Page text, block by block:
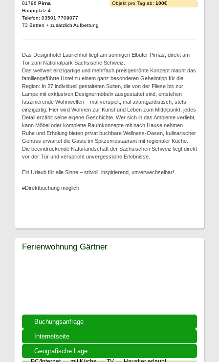
01796 Pirna
Hauptplatz 4
Telefon: 03501 7709077
73 Betten + zusätzlich Aufbettung
Objekt pro Tag ab: 100€
Das Designhotel Laurichhof liegt am sonnigen Elbufer Pirnas, direkt am
Tor zum Nationalpark Sächsische Schweiz.
Das weltweit einzigartige und mehrfach preisgekrönte Konzept macht das
familiengeführte Hotel zu einem ganz besonderen Geheimtipp für die
Region: In 27 individuell gestalteten Suiten, die von der Fliese bis zur
Lampe mit exklusiven Designermöbeln ausgestattet sind, entstehen
faszinierende Wohnwelten – mal verspielt, mal avantgardistisch, stets
einzigartig. Hier wird Wohnen zur Kunst und Leben zum Mittelpunkt, jedes
Detail erzählt seine eigene Geschichte. Wer sich in das Ambiente verliebt,
kann Möbel oder komplette Raumkonzepte mit nach Hause nehmen.
Ruhe und Erholung bieten privat buchbare Wellness-Oasen, kulinarischer
Genuss erwartet die Gäste im Spitzenrestaurant mit regionaler Küche.
Die beeindruckende Naturlandschaft der Sächsischen Schweiz liegt direkt
vor der Tür und verspricht unvergessliche Erlebnisse.
Ein Urlaub für alle Sinne – stilvoll, inspirierend, unverwechselbar!
#Direktbuchung möglich
Buchungsanfrage
Internetseite
Geografische Lage
Ferienwohnung Gärtner